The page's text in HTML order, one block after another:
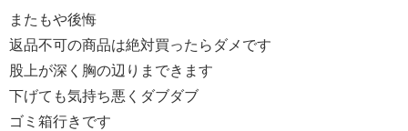
またもや後悔
返品不可の商品は絶対買ったらダメです
股上が深く胸の辺りまできます
下げても気持ち悪くダブダブ
ゴミ箱行きです